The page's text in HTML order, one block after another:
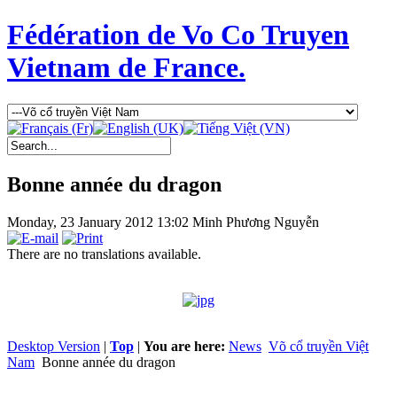
Fédération de Vo Co Truyen
Vietnam de France.
Bonne année du dragon
Monday, 23 January 2012 13:02 Minh Phương Nguyễn
There are no translations available.
Desktop Version | Top | You are here: News Võ cổ truyền Việt
Nam Bonne année du dragon